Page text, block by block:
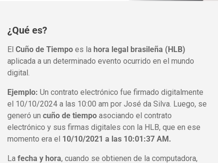
¿Qué es?
El Cuño de Tiempo es la hora legal brasileña (HLB)
aplicada a un determinado evento ocurrido en el mundo
digital.
Ejemplo: Un contrato electrónico fue firmado digitalmente
el 10/10/2024 a las 10:00 am por José da Silva. Luego, se
generó un cuño de tiempo asociando el contrato
electrónico y sus firmas digitales con la HLB, que en ese
momento era el 10/10/2021 a las 10:01:37 AM.
La fecha y hora, cuando se obtienen de la computadora,